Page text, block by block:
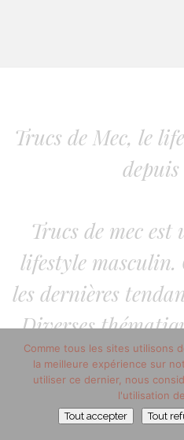
Trucs de Mec, le
depuis
Trucs de mec
lifestyle masculin.
les dernières
Diverses
lifestyle homme,
beauté au
arts
Comme tous les sites utilisons
la meilleure expérience sur
utiliser ce dernier, nous
l'utilisation
Tout accepter Tout